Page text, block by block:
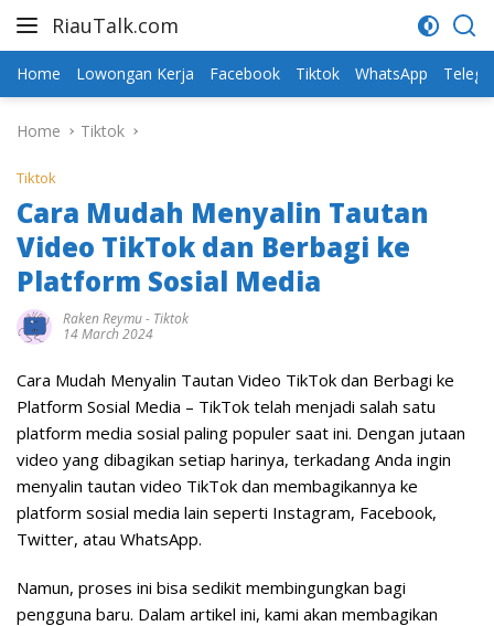
RiauTalk.com
Update
Terkini
Home Lowongan Kerja Facebook Tiktok WhatsApp
Home Tiktok
Tiktok
Cara Mudah Menyalin Tautan
Video TikTok dan Berbagi ke
Platform Sosial Media
Raken Reymu- Tiktok
14 March 2024
Cara Mudah Menyalin Tautan Video TikTok dan Berbagi ke
Platform Sosial Media – TikTok telah menjadi salah satu
platform media sosial paling populer saat ini. Dengan jutaan
video yang dibagikan setiap harinya, terkadang Anda ingin
menyalin tautan video TikTok dan membagikannya ke
platform sosial media lain seperti Instagram, Facebook,
Twitter, atau WhatsApp.
Namun, proses ini bisa sedikit membingungkan bagi
pengguna baru. Dalam artikel ini, kami akan membagikan